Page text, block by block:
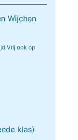
Wijchen
Vrij ook op
klas)